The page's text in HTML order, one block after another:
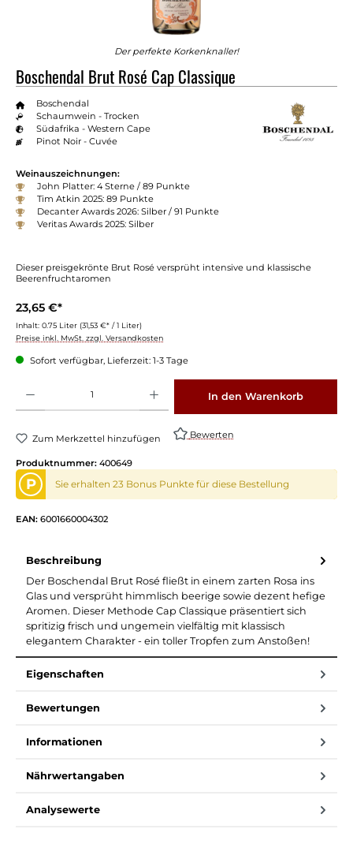
Der perfekte Korkenknaller!
Boschendal Brut Rosé Cap Classique
Boschendal
Schaumwein - Trocken
Südafrika - Western Cape
Pinot Noir - Cuvée
Weinauszeichnungen:
John Platter: 4 Sterne / 89 Punkte
Tim Atkin 2025: 89 Punkte
Decanter Awards 2026: Silber / 91 Punkte
Veritas Awards 2025: Silber
Dieser preisgekrönte Brut Rosé versprüht intensive und klassische
Beerenfruchtaromen
23,65 €*
Inhalt: 0.75 Liter (31,53 €* / 1 Liter)
Preise inkl. MwSt. zzgl. Versandkosten
Sofort verfügbar, Lieferzeit: 1-3 Tage
In den Warenkorb
Zum Merkzettel hinzufügen Bewerten
Produktnummer: 400649
P Sie erhalten 23 Bonus Punkte für diese Bestellung
EAN: 6001660004302
Beschreibung
Der Boschendal Brut Rosé fließt in einem zarten Rosa ins
Glas und versprüht himmlisch beerige sowie dezent hefige
Aromen. Dieser Methode Cap Classique präsentiert sich
spritizig frisch und ungemein vielfältig mit klassisch
elegantem Charakter - ein toller Tropfen zum Anstoßen!
Eigenschaften
Bewertungen
Informationen
Nährwertangaben
Analysewerte